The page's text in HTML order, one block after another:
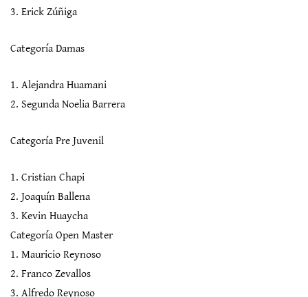
3. Erick Zúñiga
Categoría Damas
1. Alejandra Huamani
2. Segunda Noelia Barrera
Categoría Pre Juvenil
1. Cristian Chapi
2. Joaquín Ballena
3. Kevin Huaycha
Categoría Open Master
1. Mauricio Reynoso
2. Franco Zevallos
3. Alfredo Reynoso